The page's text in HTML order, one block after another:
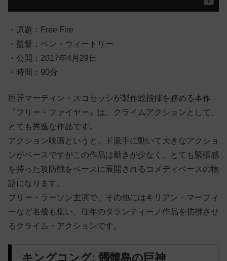
・原題：Free Fire
・監督：ベン・ウィートリー
・公開：2017年4月29日
・時間：90分
巨匠マーティン・スコセッシが製作総指揮を務める本作
『フリー・ファイヤー』は、クライムアクションとして、
とても秀逸な作品です。
アクション映画というと、ド派手に動いて大きなアクショ
ンがベースですがこの作品は動きが少なく、とても緊張感
を持った攻防戦をベースに展開されるコメディベースの物
語になります。
ブリー・ラーソン主演で、その他にはキリアン・マーフィ
ーなど名優も集い、往年のタランティーノ作品を彷彿させ
るクライム・アクションです。
キングコング: 髑髏島の巨神